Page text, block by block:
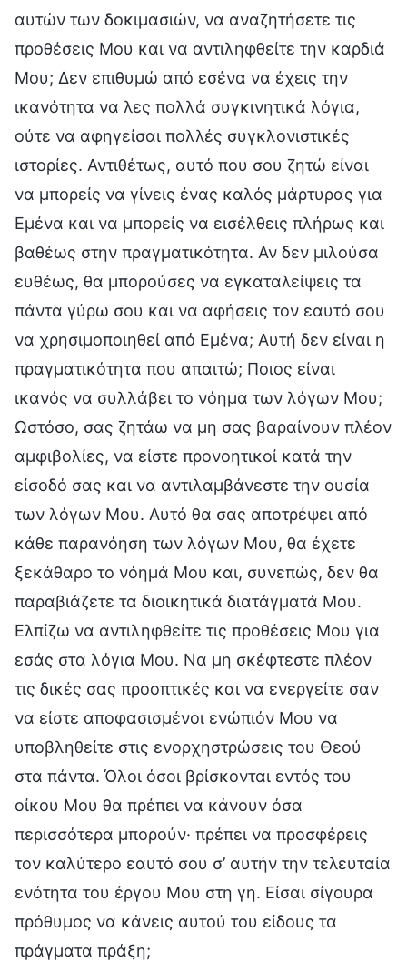
αυτών των δοκιμασιών, να αναζητήσετε τις
προθέσεις Μου και να αντιληφθείτε την καρδιά
Μου; Δεν επιθυμώ από εσένα να έχεις την
ικανότητα να λες πολλά συγκινητικά λόγια,
ούτε να αφηγείσαι πολλές συγκλονιστικές
ιστορίες. Αντιθέτως, αυτό που σου ζητώ είναι
να μπορείς να γίνεις ένας καλός μάρτυρας για
Εμένα και να μπορείς να εισέλθεις πλήρως και
βαθέως στην πραγματικότητα. Αν δεν μιλούσα
ευθέως, θα μπορούσες να εγκαταλείψεις τα
πάντα γύρω σου και να αφήσεις τον εαυτό σου
να χρησιμοποιηθεί από Εμένα; Αυτή δεν είναι η
πραγματικότητα που απαιτώ; Ποιος είναι
ικανός να συλλάβει το νόημα των λόγων Μου;
Ωστόσο, σας ζητάω να μη σας βαραίνουν πλέον
αμφιβολίες, να είστε προνοητικοί κατά την
είσοδό σας και να αντιλαμβάνεστε την ουσία
των λόγων Μου. Αυτό θα σας αποτρέψει από
κάθε παρανόηση των λόγων Μου, θα έχετε
ξεκάθαρο το νόημά Μου και, συνεπώς, δεν θα
παραβιάζετε τα διοικητικά διατάγματά Μου.
Ελπίζω να αντιληφθείτε τις προθέσεις Μου για
εσάς στα λόγια Μου. Να μη σκέφτεστε πλέον
τις δικές σας προοπτικές και να ενεργείτε σαν
να είστε αποφασισμένοι ενώπιόν Μου να
υποβληθείτε στις ενορχηστρώσεις του Θεού
στα πάντα. Όλοι όσοι βρίσκονται εντός του
οίκου Μου θα πρέπει να κάνουν όσα
περισσότερα μπορούν· πρέπει να προσφέρεις
τον καλύτερο εαυτό σου σ’ αυτήν την τελευταία
ενότητα του έργου Μου στη γη. Είσαι σίγουρα
πρόθυμος να κάνεις αυτού του είδους τα
πράγματα πράξη;